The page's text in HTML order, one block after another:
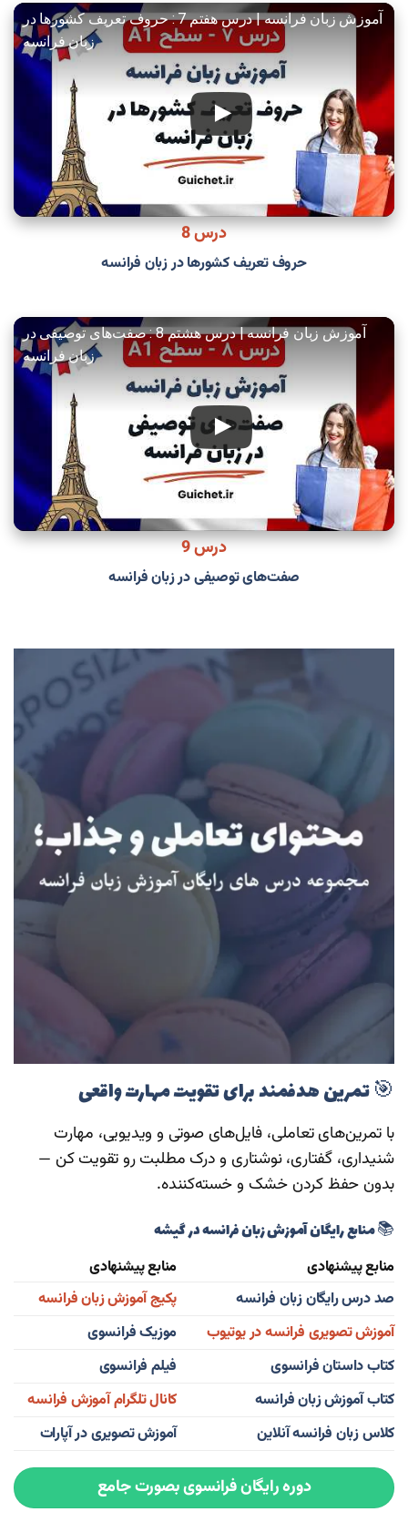
آموزش زبان فرانسه | درس هفتم 7 : حروف تعریف کشورها در
زبان فرانسه
درس 8
حروف تعریف کشورها در زبان فرانسه
آموزش زبان فرانسه | درس هشتم 8 : صفت‌های توصیفی در
زبان فرانسه
درس 9
صفت‌های توصیفی در زبان فرانسه
🎯 تمرین هدفمند برای تقویت مهارت واقعی
با تمرین‌های تعاملی، فایل‌های صوتی و ویدیویی، مهارت
شنیداری، گفتاری، نوشتاری و درک مطلبت رو تقویت کن —
بدون حفظ کردن خشک و خسته‌کننده.
📚 منابع رایگان آموزش زبان فرانسه در گیشه
منابع پیشنهادی
منابع پیشنهادی
صد درس رایگان زبان فرانسه
پکیج آموزش زبان فرانسه
آموزش تصویری فرانسه در یوتیوب
موزیک فرانسوی
کتاب داستان فرانسوی
فیلم فرانسوی
کتاب آموزش زبان فرانسه
کانال تلگرام آموزش فرانسه
کلاس زبان فرانسه آنلاین
آموزش تصویری در آپارات
دوره رایگان فرانسوی بصورت جامع